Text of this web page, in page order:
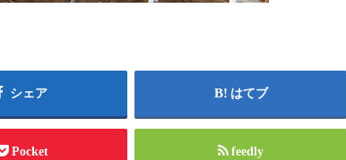
シェア はてブ
Pocket feedly